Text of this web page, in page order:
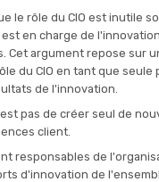
le rôle du CIO est inutile
en charge de
Cet argument repose sur
du CIO en tant que seule
de l'innovation.
pas de créer seul de
client.
responsables de
d'innovation de